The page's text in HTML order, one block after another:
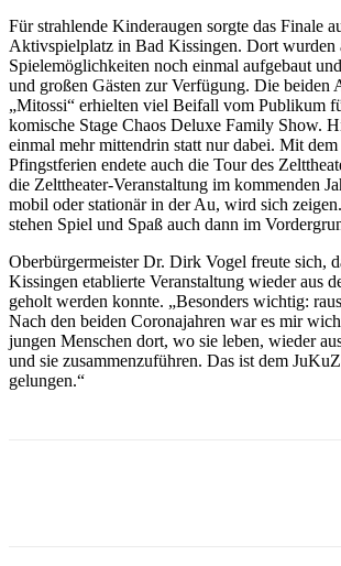
Für strahlende Kinderaugen sorgte das Finale
Aktivspielplatz in Bad Kissingen. Dort wurden
Spielemöglichkeiten noch einmal aufgebaut
und großen Gästen zur Verfügung. Die beiden
„Mitossi“ erhielten viel Beifall vom Publikum
komische Stage Chaos Deluxe Family Show.
einmal mehr mittendrin statt nur dabei. Mit
Pfingstferien endete auch die Tour des
die Zelttheater-Veranstaltung im kommenden
mobil oder stationär in der Au, wird sich
stehen Spiel und Spaß auch dann im
Oberbürgermeister Dr. Dirk Vogel freute sich,
Kissingen etablierte Veranstaltung wieder aus
geholt werden konnte. „Besonders wichtig:
Nach den beiden Coronajahren war es mir
jungen Menschen dort, wo sie leben, wieder
und sie zusammenzuführen. Das ist dem
gelungen.“